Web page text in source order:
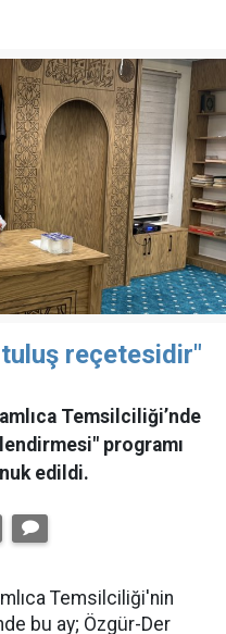
reçetesidir"
Temsilciliği’nde
programı
edildi.
Temsilciliği'nin
bu ay; Özgür-Der